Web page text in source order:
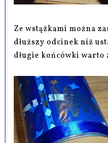
Ze wstążkami można
dłuższy odcinek niż
długie końcówki warto